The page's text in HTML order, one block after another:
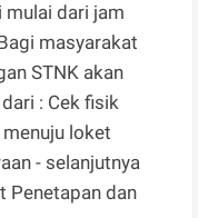
mulai dari jam
masyarakat
STNK akan
: Cek fisik
loket
- selanjutnya
Penetapan dan